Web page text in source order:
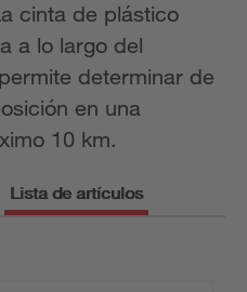
cinta de plástico
a lo largo del
determinar de
en una
10 km.
Lista de artículos